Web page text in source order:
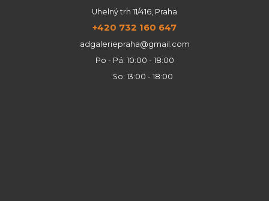
Uhelný trh 11/416, Praha
+420 732 160 647
adgaleriepraha@gmail.com
Po - Pá: 10:00 - 18:00
So: 13:00 - 18:00